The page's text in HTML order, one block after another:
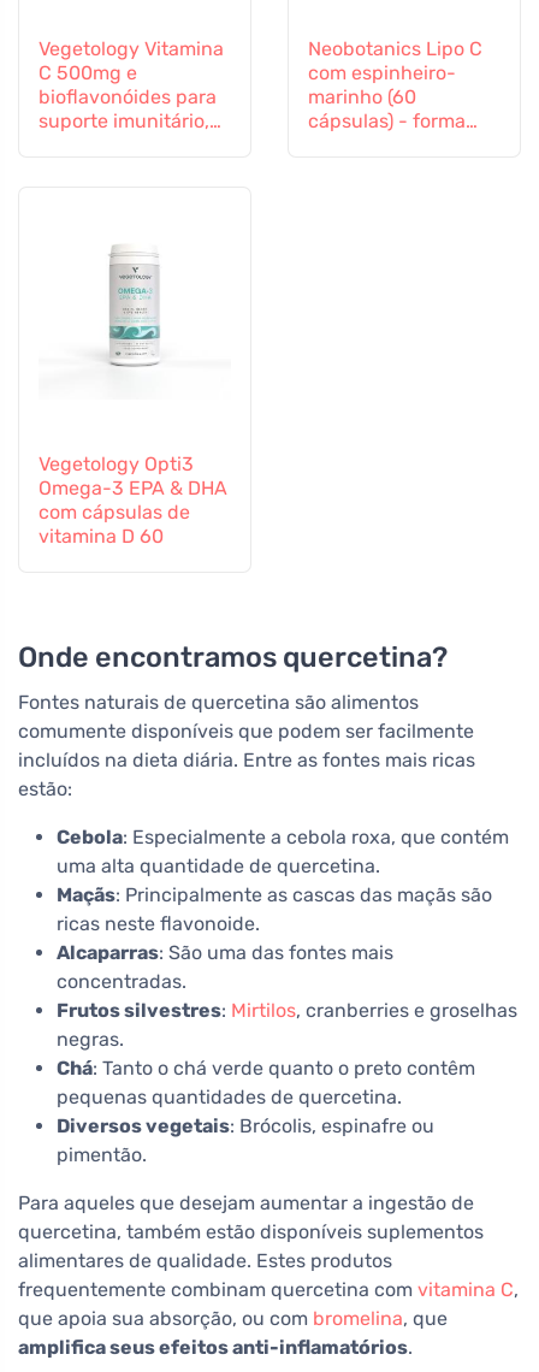
Vegetology Vitamina
C 500mg e
bioflavonóides para
suporte imunitário,
Neobotanics Lipo C
com espinheiro-
marinho (60
cápsulas) - forma
Vegetology Opti3
Omega-3 EPA & DHA
com cápsulas de
vitamina D 60
Onde encontramos quercetina?
Fontes naturais de quercetina são alimentos
comumente disponíveis que podem ser facilmente
incluídos na dieta diária. Entre as fontes mais ricas
estão:
Cebola: Especialmente a cebola roxa, que contém
uma alta quantidade de quercetina.
Maçãs: Principalmente as cascas das maçãs são
ricas neste flavonoide.
Alcaparras: São uma das fontes mais
concentradas.
Frutos silvestres: Mirtilos, cranberries e groselhas
negras.
Chá: Tanto o chá verde quanto o preto contêm
pequenas quantidades de quercetina.
Diversos vegetais: Brócolis, espinafre ou
pimentão.
Para aqueles que desejam aumentar a ingestão de
quercetina, também estão disponíveis suplementos
alimentares de qualidade. Estes produtos
frequentemente combinam quercetina com vitamina C,
que apoia sua absorção, ou com bromelina, que
amplifica seus efeitos anti-inflamatórios.